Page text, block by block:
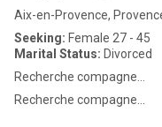
Aix-en-Provence,
Seeking: Female 27 - 45
Marital Status: Divorced
Recherche compagne…
Recherche compagne…